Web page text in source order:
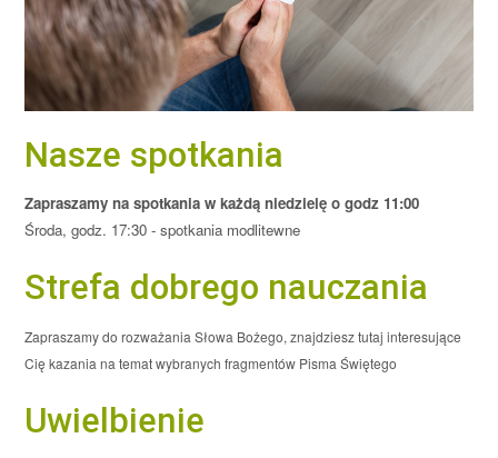
Nasze spotkania
Zapraszamy na spotkania w każdą niedzielę o godz 11:00
Środa, godz. 17:30 - spotkania modlitewne
Strefa dobrego nauczania
Zapraszamy do rozważania Słowa Bożego, znajdziesz tutaj interesujące
Cię kazania na temat wybranych fragmentów Pisma Świętego
Uwielbienie